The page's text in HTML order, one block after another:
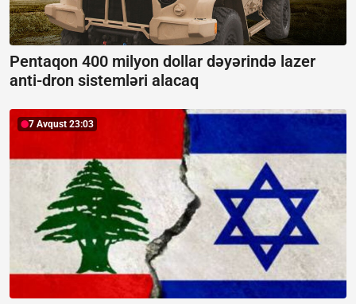
Pentaqon 400 milyon dollar dəyərində lazer
anti-dron sistemləri alacaq
7 Avqust 23:03